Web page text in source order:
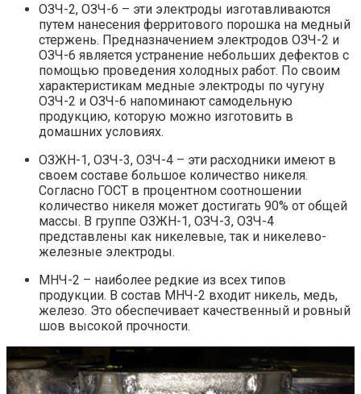
ОЗЧ-2, ОЗЧ-6 – эти электроды изготавливаются
путем нанесения ферритового порошка на медный
стержень. Предназначением электродов ОЗЧ-2 и
ОЗЧ-6 является устранение небольших дефектов с
помощью проведения холодных работ. По своим
характеристикам медные электроды по чугуну
ОЗЧ-2 и ОЗЧ-6 напоминают самодельную
продукцию, которую можно изготовить в
домашних условиях.
ОЗЖН-1, ОЗЧ-3, ОЗЧ-4 – эти расходники имеют в
своем составе большое количество никеля.
Согласно ГОСТ в процентном соотношении
количество никеля может достигать 90% от общей
массы. В группе ОЗЖН-1, ОЗЧ-3, ОЗЧ-4
представлены как никелевые, так и никелево-
железные электроды.
МНЧ-2 – наиболее редкие из всех типов
продукции. В состав МНЧ-2 входит никель, медь,
железо. Это обеспечивает качественный и ровный
шов высокой прочности.